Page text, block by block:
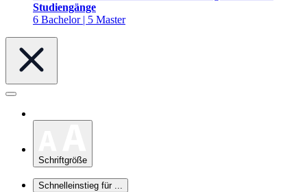
Studiengänge
6 Bachelor | 5 Master
Schriftgröße
Schnelleinstieg für ...